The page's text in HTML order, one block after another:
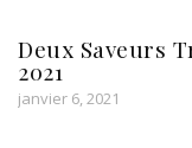
Deux Saveurs
2021
janvier 6, 2021